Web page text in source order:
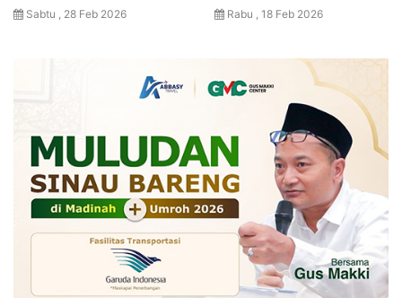
Sabtu , 28 Feb 2026 Rabu , 18 Feb 2026